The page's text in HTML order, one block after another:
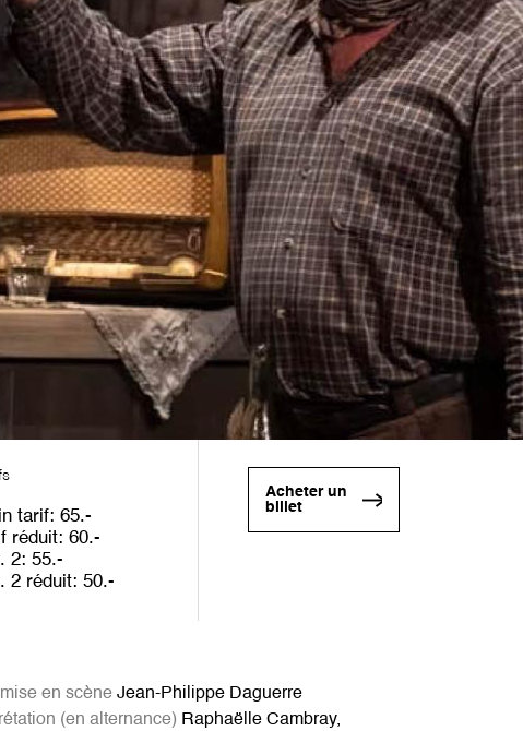
tarif
65
réduit
60
2
55
2 réduit
50
Acheter un
billet
en scèneJean-Philippe Daguerre
(en alternance) Raphaëlle Cambray,